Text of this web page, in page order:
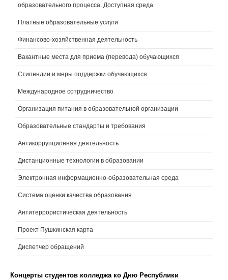
образовательного процесса. Доступная среда
Платные образовательные услуги
Финансово-хозяйственная деятельность
Вакантные места для приема (перевода) обучающихся
Стипендии и меры поддержки обучающихся
Международное сотрудничество
Организация питания в образовательной организации
Образовательные стандарты и требования
Антикоррупционная деятельность
Дистанционные технологии в образовании
Электронная информационно-образовательная среда
Система оценки качества образования
Антитеррористическая деятельность
Проект Пушкинская карта
Диспетчер обращений
Концерты студентов колледжа ко Дню Республики